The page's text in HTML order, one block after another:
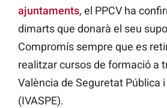
ajuntaments, el PPCV ha
dimarts que donarà el seu
Compromís sempre que es
realitzar cursos de formació a
València de Seguretat Pública
(IVASPE).